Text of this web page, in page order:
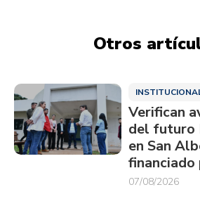
Otros
Verifican
del futuro
en San
financiado
07/08/2026